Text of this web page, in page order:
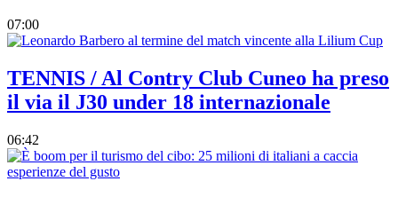
07:00
TENNIS / Al Contry Club Cuneo ha preso
il via il J30 under 18 internazionale
06:42